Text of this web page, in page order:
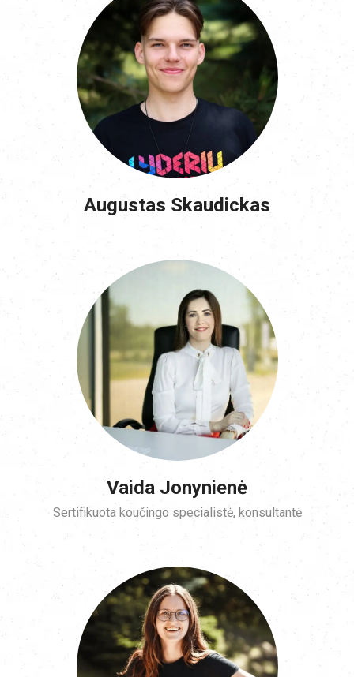
Augustas Skaudickas
Vaida Jonynienė
Sertifikuota koučingo specialistė, konsultantė